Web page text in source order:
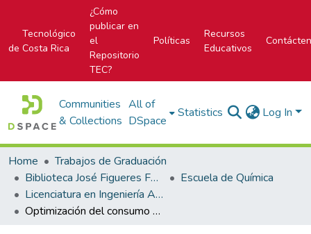
Tecnológico
de Costa Rica
¿Cómo
publicar en
el
Repositorio
TEC?
Políticas
Recursos
Educativos
Communities
& Collections
All of
DSpace
Statistics Log In
Home
Trabajos de Graduación
Biblioteca José Figueres Ferrer
Escuela de Química
Licenciatura en Ingeniería Ambiental
Optimización del consumo energético en una empresa de alimentos aplicando los conceptos de la Norma ISO 50001:2018